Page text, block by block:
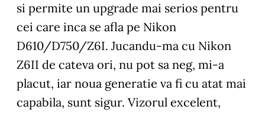
si permite un upgrade mai serios pentru
cei care inca se afla pe Nikon
D610/D750/Z6I. Jucandu-ma cu Nikon
Z6II de cateva ori, nu pot sa neg, mi-a
placut, iar noua generatie va fi cu atat mai
capabila, sunt sigur. Vizorul excelent,